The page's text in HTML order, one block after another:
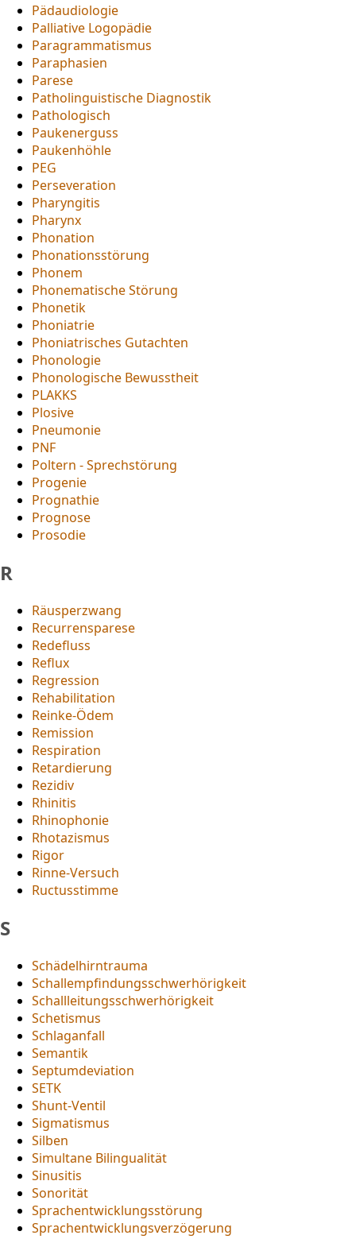
Pädaudiologie
Palliative Logopädie
Paragrammatismus
Paraphasien
Parese
Patholinguistische Diagnostik
Pathologisch
Paukenerguss
Paukenhöhle
PEG
Perseveration
Pharyngitis
Pharynx
Phonation
Phonationsstörung
Phonem
Phonematische Störung
Phonetik
Phoniatrie
Phoniatrisches Gutachten
Phonologie
Phonologische Bewusstheit
PLAKKS
Plosive
Pneumonie
PNF
Poltern - Sprechstörung
Progenie
Prognathie
Prognose
Prosodie
R
Räusperzwang
Recurrensparese
Redefluss
Reflux
Regression
Rehabilitation
Reinke-Ödem
Remission
Respiration
Retardierung
Rezidiv
Rhinitis
Rhinophonie
Rhotazismus
Rigor
Rinne-Versuch
Ructusstimme
S
Schädelhirntrauma
Schallempfindungsschwerhörigkeit
Schallleitungsschwerhörigkeit
Schetismus
Schlaganfall
Semantik
Septumdeviation
SETK
Shunt-Ventil
Sigmatismus
Silben
Simultane Bilingualität
Sinusitis
Sonorität
Sprachentwicklungsstörung
Sprachentwicklungsverzögerung